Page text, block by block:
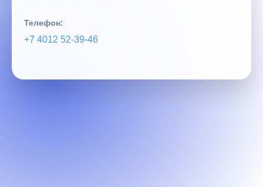
Телефон:
+7 4012 52‑39‑46